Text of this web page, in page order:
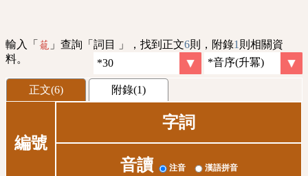
輸入「 蘢 」查詢「詞目 」，找到正文6則，附錄1 則相關資
料。
正文(6) 附錄(1)
編號
字詞
音讀 注音 漢語拼音